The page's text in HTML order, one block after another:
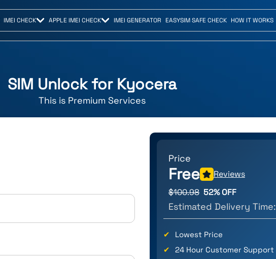
IMEI CHECK APPLE IMEI CHECK IMEI GENERATOR EASYSIM SAFE CHECK HOW IT WORKS
SIM Unlock for Kyocera
This is Premium Services
Price
Free
Reviews
$100.98 52% OFF
Estimated Delivery Time:
✔
Lowest Price
✔
24 Hour Customer Support